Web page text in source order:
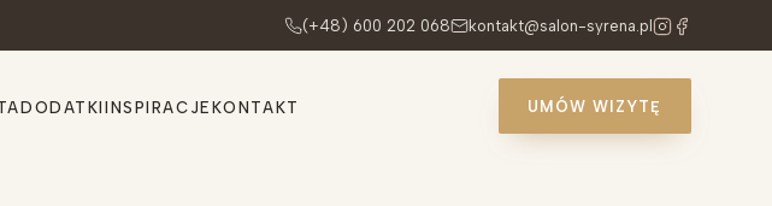
(+48) 600 202 068 kontakt@salon-syrena.pl
DODATKI INSPIRACJE KONTAKT UMÓW WIZYTĘ